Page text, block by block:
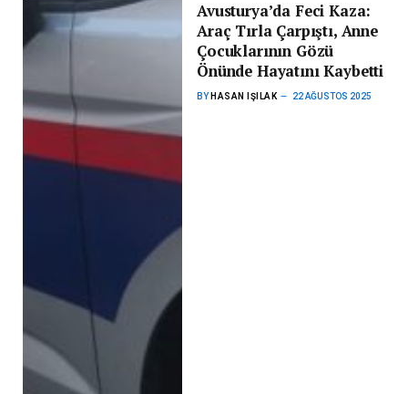
Avusturya’da Feci Kaza:
Araç Tırla Çarpıştı, Anne
Çocuklarının Gözü
Önünde Hayatını Kaybetti
BY HASAN IŞILAK 22 AĞUSTOS 2025